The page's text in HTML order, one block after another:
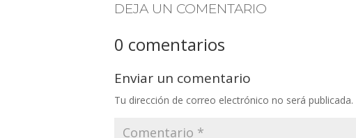
DEJA UN COMENTARIO
0 comentarios
Enviar un comentario
Tu dirección de correo electrónico no será publicada.